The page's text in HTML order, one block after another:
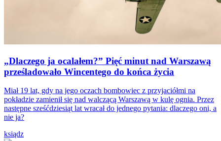
„Dlaczego ja ocalałem?” Pięć minut nad Warszawą
prześladowało Wincentego do końca życia
Miał 19 lat, gdy na jego oczach bombowiec z przyjaciółmi na
pokładzie zamienił się nad walczącą Warszawą w kulę ognia. Przez
następne sześćdziesiąt lat wracał do jednego pytania: dlaczego oni, a
nie ja?
ksiądz